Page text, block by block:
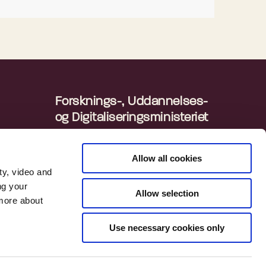
video and
your
about
Allow all cookies
Allow selection
Use necessary cookies only
Med
Forsknings-, Uddannelses-
og Digitaliseringsministeriet
Departementet
Danmarks Statistik